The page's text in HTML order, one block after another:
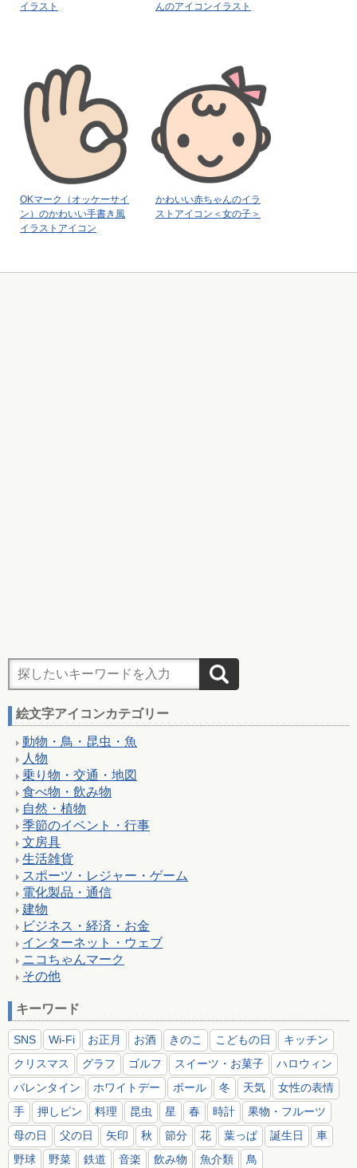
イラスト
んのアイコンイラスト
OKマーク（オッケーサイ
ン）のかわいい手書き風
イラストアイコン
かわいい赤ちゃんのイラ
ストアイコン＜女の子＞
絵文字アイコンカテゴリー
動物・鳥・昆虫・魚
人物
乗り物・交通・地図
食べ物・飲み物
自然・植物
季節のイベント・行事
文房具
生活雑貨
スポーツ・レジャー・ゲーム
電化製品・通信
建物
ビジネス・経済・お金
インターネット・ウェブ
ニコちゃんマーク
その他
キーワード
SNS Wi-Fi お正月 お酒 きのこ こどもの日
キッチン
クリスマス
グラフ ゴルフ スイーツ・お菓子
ハロウィン
バレンタイン
ホワイトデー ボール 冬 天気
女性の表情
手
押しピン 料理 昆虫 星 春 時計
果物・フルーツ
母の日
父の日 矢印 秋 節分 花 葉っぱ 誕生日
車
野球
野菜 鉄道 音楽 飲み物 魚介類 鳥